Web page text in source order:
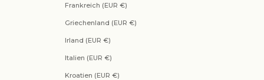
Frankreich (EUR €)
Griechenland (EUR €)
Irland (EUR €)
Italien (EUR €)
Kroatien (EUR €)